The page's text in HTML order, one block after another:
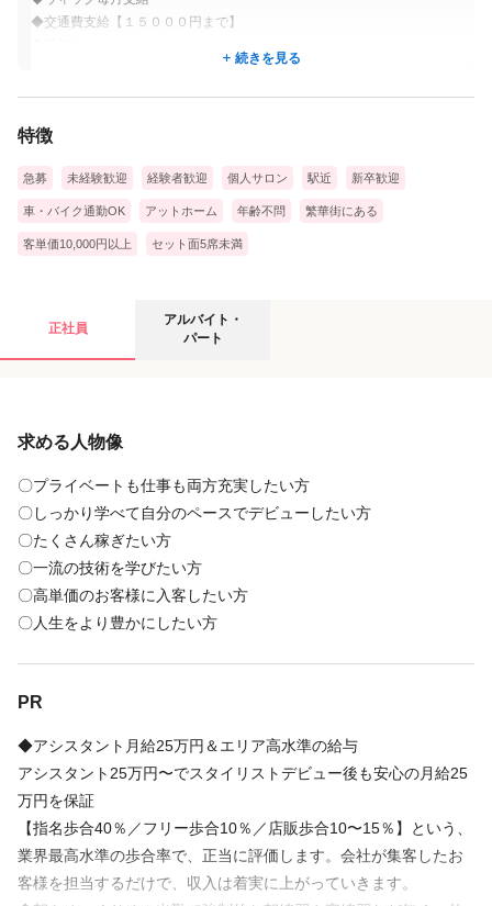
◆交通費支給【１５０００円まで】
◆スタイリスト指名歩合４０％還元
◆モデル手当
◆講習費半額会社負担
◆独立支援制度
続きを見る
特徴
急募 未経験歓迎 経験者歓迎 個人サロン 駅近 新卒歓迎
車・バイク通勤OK アットホーム 年齢不問 繁華街にある
客単価10,000円以上 セット面5席未満
アルバイト・パートの募集要項
時給2,000円
土日バイトのみ
時給2000円
店舗名・勤務地
髪質改善サロンThis表参道
東京都 港区 南青山3-12-12 南青山312ビル101
地図を見る
地図アプリで見る
勤務時間
正社員
アルバイト・
パート
求める人物像
〇プライベートも仕事も両方充実したい方
〇しっかり学べて自分のペースでデビューしたい方
〇たくさん稼ぎたい方
〇一流の技術を学びたい方
〇高単価のお客様に入客したい方
〇人生をより豊かにしたい方
PR
◆アシスタント月給25万円＆エリア高水準の給与
アシスタント25万円〜でスタイリストデビュー後も安心の月給25
万円を保証
【指名歩合40％／フリー歩合10％／店販歩合10〜15％】という、
業界最高水準の歩合率で、正当に評価します。会社が集客したお
客様を担当するだけで、収入は着実に上がっていきます。